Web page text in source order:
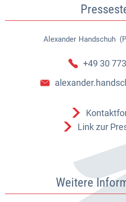
Alexander Handschuh
+49 30
Link zur
Weitere